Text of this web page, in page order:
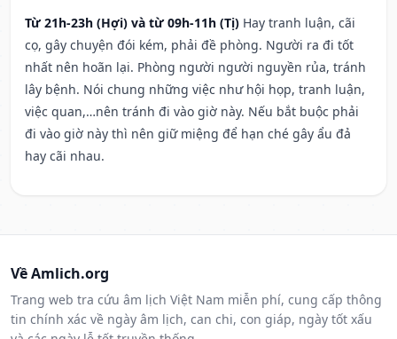
Từ 21h-23h (Hợi) và từ 09h-11h (Tị) Hay tranh luận, cãi
cọ, gây chuyện đói kém, phải đề phòng. Người ra đi tốt
nhất nên hoãn lại. Phòng người người nguyền rủa, tránh
lây bệnh. Nói chung những việc như hội họp, tranh luận,
việc quan,…nên tránh đi vào giờ này. Nếu bắt buộc phải
đi vào giờ này thì nên giữ miệng để hạn ché gây ẩu đả
hay cãi nhau.
Về Amlich.org
Trang web tra cứu âm lịch Việt Nam miễn phí, cung cấp thông
tin chính xác về ngày âm lịch, can chi, con giáp, ngày tốt xấu